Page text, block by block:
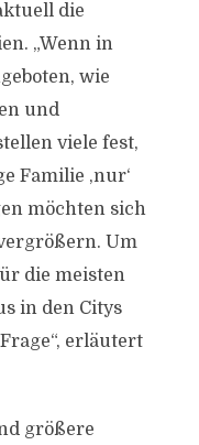
die
„Wenn in
wie
und
viele fest,
Familie ,nur‘
möchten sich
Um
die meisten
in den Citys
erläutert
größere